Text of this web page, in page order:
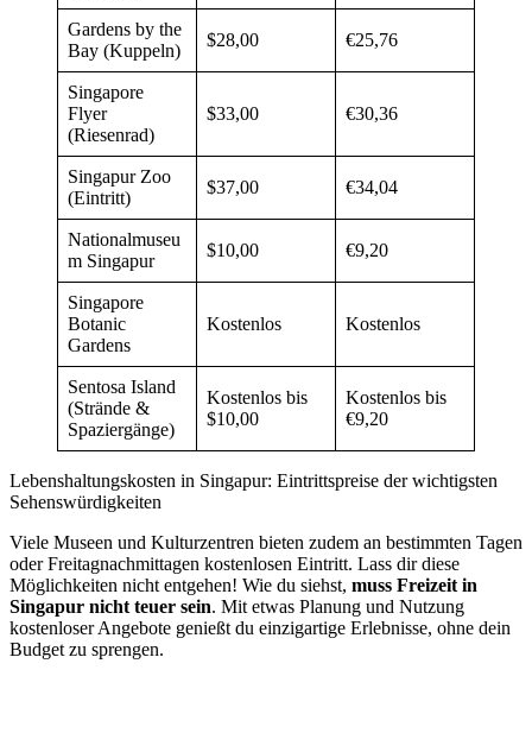
Gardens by the
Bay (Kuppeln)
$28,00 €25,76
Singapore
Flyer
(Riesenrad)
$33,00 €30,36
Singapur Zoo
(Eintritt)
$37,00 €34,04
Nationalmuseu
m Singapur
$10,00 €9,20
Singapore
Botanic
Gardens
Kostenlos Kostenlos
Sentosa Island
(Strände &
Spaziergänge)
Kostenlos bis
$10,00
Kostenlos bis
€9,20
Lebenshaltungskosten in Singapur: Eintrittspreise der wichtigsten
Sehenswürdigkeiten
Viele Museen und Kulturzentren bieten zudem an bestimmten Tagen
oder Freitagnachmittagen kostenlosen Eintritt. Lass dir diese
Möglichkeiten nicht entgehen! Wie du siehst, muss Freizeit in
Singapur nicht teuer sein. Mit etwas Planung und Nutzung
kostenloser Angebote genießt du einzigartige Erlebnisse, ohne dein
Budget zu sprengen.